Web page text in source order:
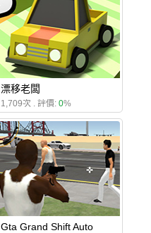
漂移老闆
1,709次 . 評價: 0%
Gta Grand Shift Auto